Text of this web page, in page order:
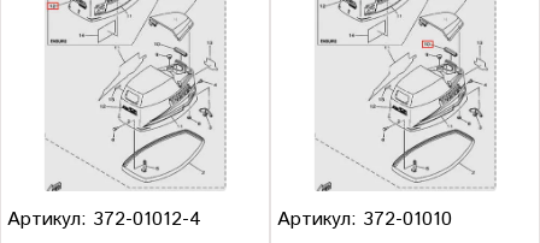
Артикул: 372-01012-4 Артикул: 372-01010